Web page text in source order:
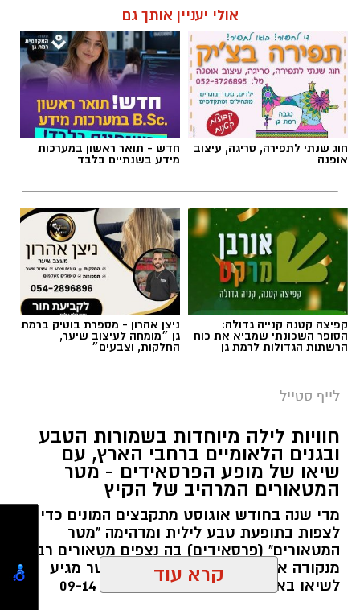
תגים:טיול
סיורי משפחות- צילום מיקה וולוב, אקואושן
במהלך הפעילות יכירו המשתתפים את הטבע
הייחודי של אזור שפך נחל אלכסנדר, את בעלי
החיים והצמחים המאפיינים אותו ואת המערכת
האקולוגית המקומית. בהמשך יגיעו למרכז החינוך
הימי "מגלים" של אקואושן, שם יוכלו להתבונן בדגם
חי של חוף סלעי בישראל ולהכיר מקרוב את בעלי
החיים הימיים החיים בו. במהלך הסיור ייחשפו גם
לאתגרים המשפיעים על הסביבה הימית, ובהם
אולי יעניין אותך גם
חוג שנתי לתפירה, סריגה, עיצוב
אופנה
חדש - תואר ראשון במערכות
מידע בשנתיים בלבד
קפיצה קטנה קנייה גדולה:
הסופר השכונתי שמביא את כוח
הרשתות הגדולות לרמת גן
ניצן אהרון - מספרת בוטיק ברמת
גן ״מומחה לעיצוב שיער,
החלקות, וצבעים״
לייף סטייל
חוויות לילה מיוחדות בשמורות הטבע
ובגנים הלאומיים ברחבי הארץ, עם
שיאו של מופע הפרסאידים - מטר
המטאורים המרהיב של הקיץ
מדי שנה בחודש אוגוסט מתקבצים המונים כדי
לצפות בתופעת טבע לילית ומדהימה "מטר
המטאורים" (פרסאידים) בה נצפים מטאורים רבים
מנקודה אחת בשמי הלילה. השנה המטר מגיע
לשיאו באמצע אוגוסט בין התאריכים 09-14
קרא עוד